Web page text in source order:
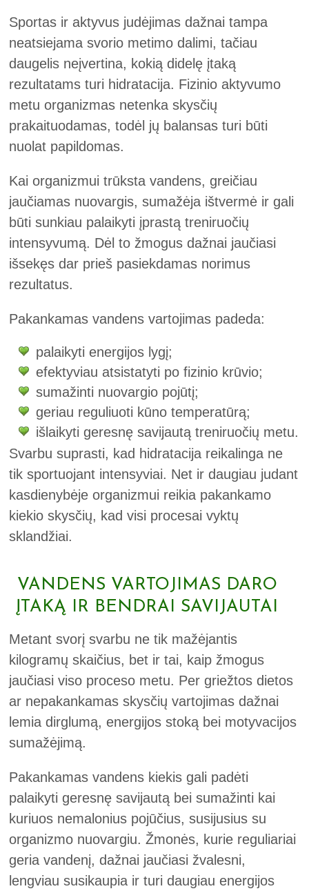
Sportas ir aktyvus judėjimas dažnai tampa
neatsiejama svorio metimo dalimi, tačiau
daugelis neįvertina, kokią didelę įtaką
rezultatams turi hidratacija. Fizinio aktyvumo
metu organizmas netenka skysčių
prakaituodamas, todėl jų balansas turi būti
nuolat papildomas.
Kai organizmui trūksta vandens, greičiau
jaučiamas nuovargis, sumažėja ištvermė ir gali
būti sunkiau palaikyti įprastą treniruočių
intensyvumą. Dėl to žmogus dažnai jaučiasi
išsekęs dar prieš pasiekdamas norimus
rezultatus.
Pakankamas vandens vartojimas padeda:
palaikyti energijos lygį;
efektyviau atsistatyti po fizinio krūvio;
sumažinti nuovargio pojūtį;
geriau reguliuoti kūno temperatūrą;
išlaikyti geresnę savijautą treniruočių metu.
Svarbu suprasti, kad hidratacija reikalinga ne
tik sportuojant intensyviai. Net ir daugiau judant
kasdienybėje organizmui reikia pakankamo
kiekio skysčių, kad visi procesai vyktų
sklandžiai.
VANDENS VARTOJIMAS DARO
ĮTAKĄ IR BENDRAI SAVIJAUTAI
Metant svorį svarbu ne tik mažėjantis
kilogramų skaičius, bet ir tai, kaip žmogus
jaučiasi viso proceso metu. Per griežtos dietos
ar nepakankamas skysčių vartojimas dažnai
lemia dirglumą, energijos stoką bei motyvacijos
sumažėjimą.
Pakankamas vandens kiekis gali padėti
palaikyti geresnę savijautą bei sumažinti kai
kuriuos nemalonius pojūčius, susijusius su
organizmo nuovargiu. Žmonės, kurie reguliariai
geria vandenį, dažnai jaučiasi žvalesni,
lengviau susikaupia ir turi daugiau energijos